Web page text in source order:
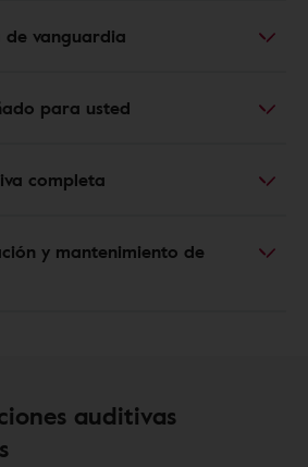
de vanguardia
para usted
completa
y mantenimiento de
auditivas